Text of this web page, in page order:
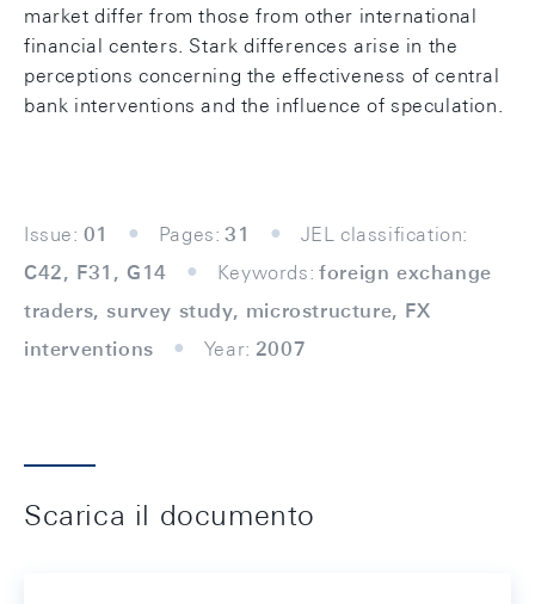
market differ from those from other international
financial centers. Stark differences arise in the
perceptions concerning the effectiveness of central
bank interventions and the influence of speculation.
Issue: 01 Pages: 31
JEL classification:
C42, F31, G14
Keywords: foreign exchange
traders, survey study, microstructure, FX
interventions
Year: 2007
Scarica il documento